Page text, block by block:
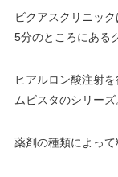
ビクアスクリニッ
5分のところにある
ヒアルロン酸注射
ムビスタのシリーズ
薬剤の種類によって